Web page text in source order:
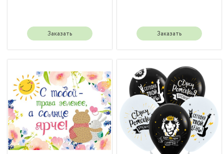
Заказать Заказать